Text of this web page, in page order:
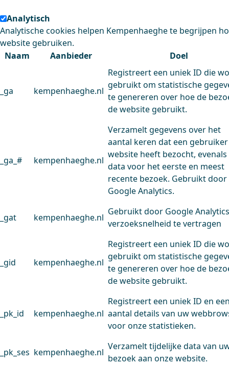
Analytisch
Analytische cookies helpen Kempenhaeghe te begrijpen
website gebruiken.
Naam
Aanbieder Doel
_ga kempenhaeghe.nl
Registreert een uniek ID die
gebruikt om statistische
te genereren over hoe de
de website gebruikt.
_ga_# kempenhaeghe.nl
Verzamelt gegevens over het
aantal keren dat een
website heeft bezocht, evenals
data voor het eerste en meest
recente bezoek. Gebruikt door
Google Analytics.
_gat kempenhaeghe.nl
Gebruikt door Google
verzoeksnelheid te vertragen
_gid kempenhaeghe.nl
Registreert een uniek ID die
gebruikt om statistische
te genereren over hoe de
de website gebruikt.
_pk_id kempenhaeghe.nl
Registreert een uniek ID en
aantal details van uw
voor onze statistieken.
_pk_ses kempenhaeghe.nl
Verzamelt tijdelijke data van
bezoek aan onze website.